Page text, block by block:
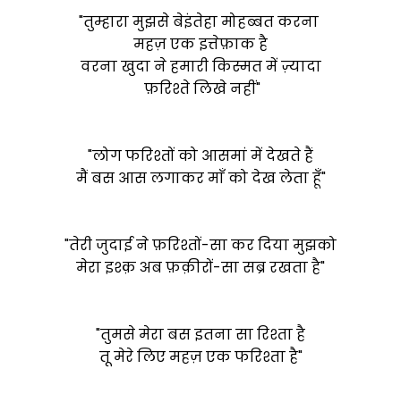
"तुम्हारा मुझसे बेइंतेहा मोहब्बत करना
महज़ एक इत्तेफ़ाक है
वरना खुदा ने हमारी किस्मत में ज़्यादा
फ़रिश्ते लिखे नहीं"
"लोग फरिश्तों को आसमां में देखते हैं
मैं बस आस लगाकर माँ को देख लेता हूँ"
"तेरी जुदाई ने फ़रिश्तों-सा कर दिया मुझको
मेरा इश्क़ अब फ़क़ीरों-सा सब्र रखता है"
"तुमसे मेरा बस इतना सा रिश्ता है
तू मेरे लिए महज़ एक फरिश्ता है"